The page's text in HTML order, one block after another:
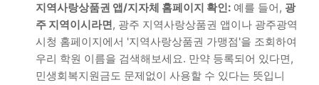
지역사랑상품권 앱/지자체 홈페이지 확인: 예를 들어, 광
주 지역이시라면, 광주 지역사랑상품권 앱이나 광주광역
시청 홈페이지에서 '지역사랑상품권 가맹점'을 조회하여
우리 학원 이름을 검색해보세요. 만약 등록되어 있다면,
민생회복지원금도 문제없이 사용할 수 있다는 뜻입니